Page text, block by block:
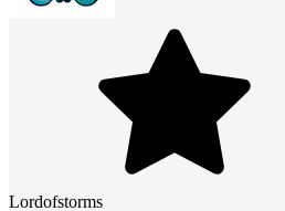
Lordofstorms